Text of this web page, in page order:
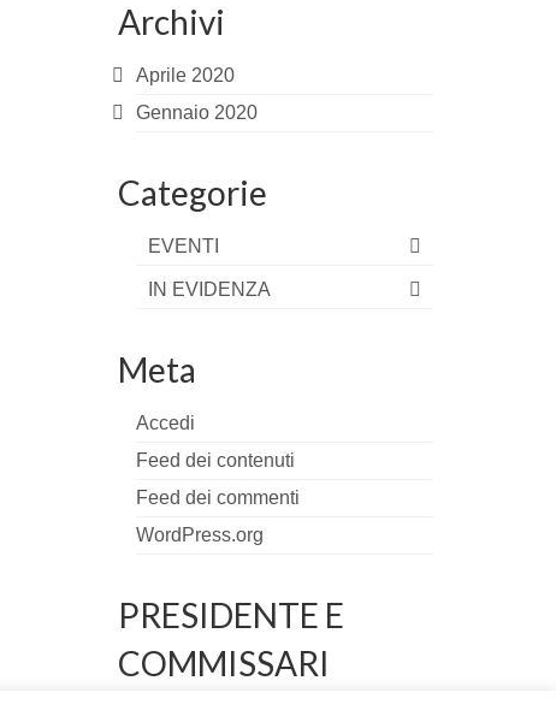
Archivi
Aprile 2020
Gennaio 2020
Categorie
EVENTI
IN EVIDENZA
Meta
Accedi
Feed dei contenuti
Feed dei commenti
WordPress.org
PRESIDENTE E
COMMISSARI